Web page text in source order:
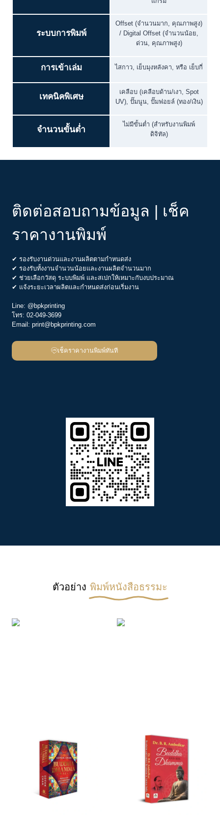
ระบบการพิมพ์
Offset (จำนวนมาก, คุณภาพสูง)
/ Digital Offset (จำนวนน้อย,
ด่วน, คุณภาพสูง)
การเข้าเล่ม ไสกาว, เย็บมุงหลังคา, หรือ เย็บกี่
เทคนิคพิเศษ
เคลือบ (เคลือบด้าน/เงา, Spot
UV), ปั๊มนูน, ปั๊มฟอยล์ (ทอง/เงิน)
จำนวนขั้นต่ำ
ไม่มีขั้นต่ำ (สำหรับงานพิมพ์
ดิจิทัล)
ติดต่อสอบถามข้อมูล | เช็ค
ราคางานพิมพ์
✔ รองรับงานด่วนและงานผลิตตามกำหนดส่ง
✔ รองรับทั้งงานจำนวนน้อยและงานผลิตจำนวนมาก
✔ ช่วยเลือกวัสดุ ระบบพิมพ์ และสเปกให้เหมาะกับงบประมาณ
✔ แจ้งระยะเวลาผลิตและกำหนดส่งก่อนเริ่มงาน
Line: @bpkprinting
โทร: 02-049-3699
Email: print@bpkprinting.com
เช็คราคางานพิมพ์ทันที
ตัวอย่าง พิมพ์หนังสือธรรมะ